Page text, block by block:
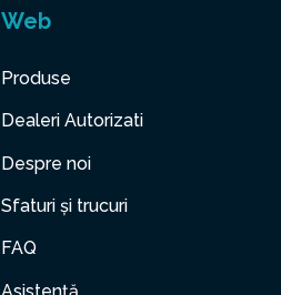
Web
Produse
Dealeri Autorizati
Despre noi
Sfaturi și trucuri
FAQ